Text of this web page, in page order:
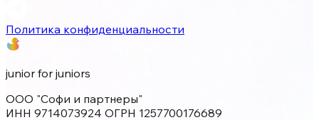
Политика конфиденциальности
junior for juniors
ООО "Софи и партнеры"
ИНН 9714073924 ОГРН 1257700176689